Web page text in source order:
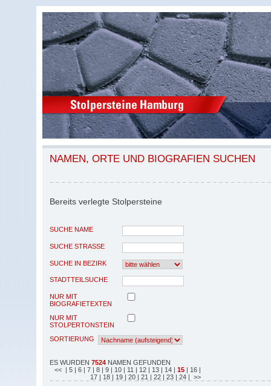
NAMEN, ORTE UND BIOGRAFIEN SUCHEN
Bereits verlegte Stolpersteine
SUCHE NAME
SUCHE STRASSE
SUCHE IN BEZIRK
STADTTEILSUCHE
NUR MIT
BIOGRAFIETEXTEN
NUR MIT
STOLPERTONSTEIN
SORTIERUNG
ES WURDEN 7524 NAMEN GEFUNDEN
<< | 5 | 6 | 7 | 8 | 9 | 10 | 11 | 12 | 13 | 14 | 15 | 16 |
17 | 18 | 19 | 20 | 21 | 22 | 23 | 24 | >>